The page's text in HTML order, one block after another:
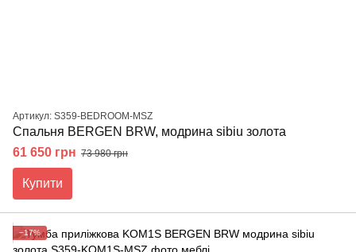
Артикул: S359-BEDROOM-MSZ
Спальня BERGEN BRW, модрина sibiu золота
61 650 грн 73 980 грн
Купити
−17%